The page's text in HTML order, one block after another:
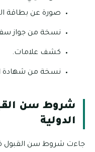
صورة عن بطاقة
نسخة من جواز
كشف علامات.
نسخة من شهادة
شروط سن
الدولية
جاءت شروط سن القبول